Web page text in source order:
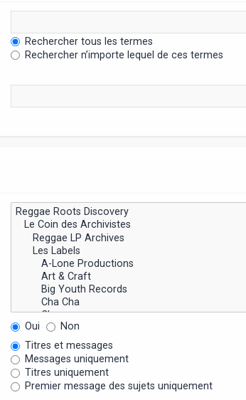
Rechercher tous les termes
Rechercher n’importe lequel de ces termes
Oui
Non
Titres et messages
Messages uniquement
Titres uniquement
Premier message des sujets uniquement